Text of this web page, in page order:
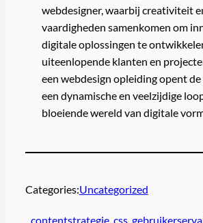
webdesigner, waarbij creativiteit
vaardigheden samenkomen om
digitale oplossingen te
uiteenlopende klanten en
een webdesign opleiding opent
een dynamische en veelzijdige
bloeiende wereld van digitale
Categories:Uncategorized
contentstrategie, css,